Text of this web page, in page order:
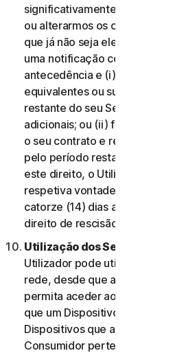
significativamente prejudicial
ou alterarmos os critérios de
que já não seja elegível para os
uma notificação com catorze
antecedência e (i) oferecemos-
equivalentes ou superiores
restante do seu Serviço sem
adicionais; ou (ii) fornecemos-
o seu contrato e receber um
pelo período restante do seu
este direito, o Utilizador deve
respetiva vontade de rescindir
catorze (14) dias após a
direito de rescisão do Utilizador.
Utilização dos Serviços
Utilizador pode utilizar os
rede, desde que a sua
permita aceder aos Serviços ou
que um Dispositivo e desde que
Dispositivos que aceda ou
Consumidor pertença a um